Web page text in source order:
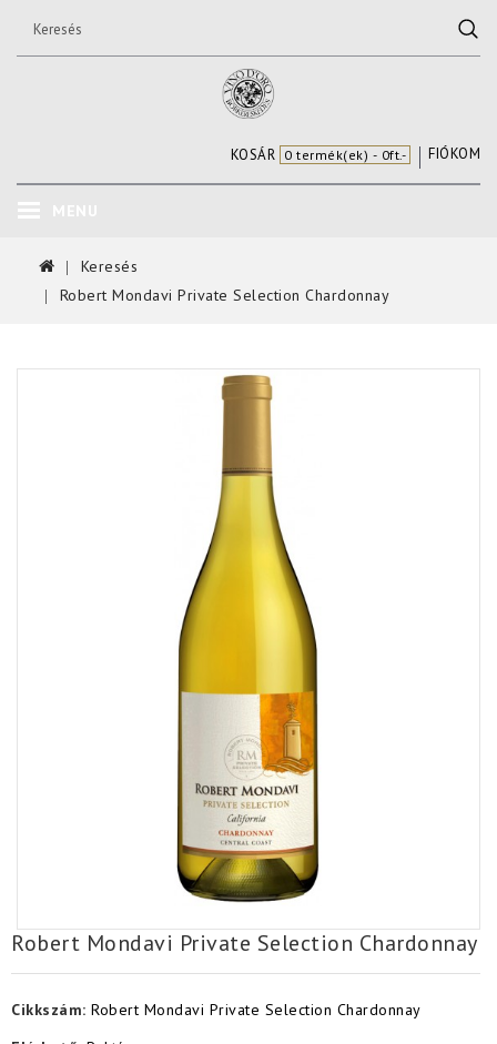
FIÓKOM
KOSÁR 0 termék(ek) - 0ft.-
Keresés
Robert Mondavi Private Selection Chardonnay
Robert Mondavi Private Selection Chardonnay
Cikkszám: Robert Mondavi Private Selection Chardonnay